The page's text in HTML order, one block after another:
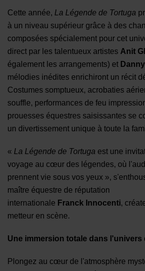
Cette année, La Légende de Tortuga
à un niveau supérieur grâce à des
composées spécialement pour cet
direct par les talentueux artistes Anit
également les arrangements) et
mélodies inédites enrichiront un récit
Costumes somptueux, acrobaties
souffle, performances de feu
prouesses équestres saisissantes se
un divertissement unique à toute la
« La Légende de Tortuga est une
voyage au cœur des légendes, où
prennent vie sous vos yeux »,
maître équestre de réputation
internationale Franck Innocenti,
metteur en scène.
Une immersion totale dans l'univers
Plongez au cœur de l'atmosphère